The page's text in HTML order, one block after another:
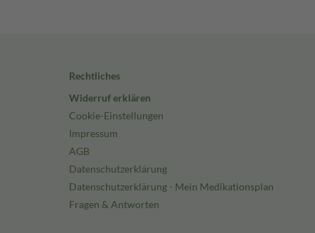
Rechtliches
Widerruf erklären
Cookie-Einstellungen
Impressum
AGB
Datenschutzerklärung
Datenschutzerklärung - Mein Medikationsplan
Fragen & Antworten